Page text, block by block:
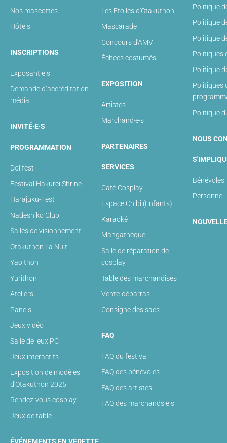
Nos mascottes
Hôtels
INSCRIPTIONS
Exposant·e·s
Demande d’accréditation
média
INVITÉ·E·S
PROGRAMMATION
Dollfest
Festival Hakurei Shrine
Harajuku-Fest
Nadeshiko Club
Salles de visionnement
Otakuthon La Nuit
Yaoithon
Yurithon
Ateliers
Panels
Jeux vidéo
Salle de jeux PC
Jeux interactifs
Exposition de modèles
d'Otakuthon 2025
Rendez-vous cosplay
Jeux de table
Les Étoiles d'Otakuthon
Mascarade
Concours d'AMV
Échecs costumés
EXPOSITION
Artistes
Marchand·e·s
PARTENAIRES
SERVICES
Café Cosplay
Espace Chibi (Enfants)
Karaoké
Mangathèque
Salle de réparation de
cosplay
Table des marchandises
Vente-débarras
Consigne des sacs
FAQ
FAQ du festival
FAQ des bénévoles
FAQ des artistes
FAQ des marchands·e·s
Politique
Politique
Politique
Politiques
Politique
Politiques
Politique
NOUS
Bénévoles
Personnel